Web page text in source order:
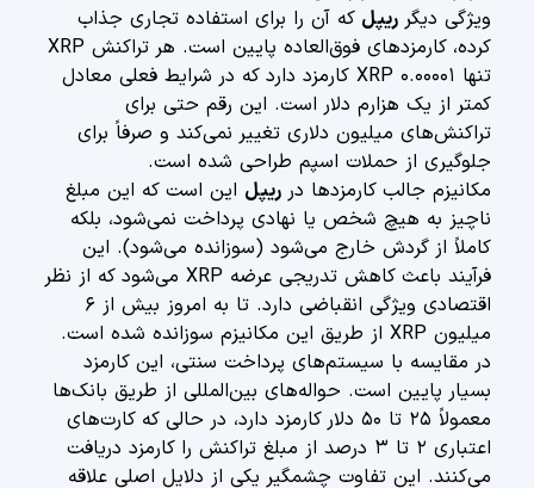
ویژگی دیگر ریپل که آن را برای استفاده تجاری جذاب
کرده، کارمزدهای فوق‌العاده پایین است. هر تراکنش XRP
تنها ۰.۰۰۰۰۱ XRP کارمزد دارد که در شرایط فعلی معادل
کمتر از یک هزارم دلار است. این رقم حتی برای
تراکنش‌های میلیون دلاری تغییر نمی‌کند و صرفاً برای
جلوگیری از حملات اسپم طراحی شده است.
مکانیزم جالب کارمزدها در ریپل این است که این مبلغ
ناچیز به هیچ شخص یا نهادی پرداخت نمی‌شود، بلکه
کاملاً از گردش خارج می‌شود (سوزانده می‌شود). این
فرآیند باعث کاهش تدریجی عرضه XRP می‌شود که از نظر
اقتصادی ویژگی انقباضی دارد. تا به امروز بیش از ۶
میلیون XRP از طریق این مکانیزم سوزانده شده است.
در مقایسه با سیستم‌های پرداخت سنتی، این کارمزد
بسیار پایین است. حواله‌های بین‌المللی از طریق بانک‌ها
معمولاً ۲۵ تا ۵۰ دلار کارمزد دارد، در حالی که کارت‌های
اعتباری ۲ تا ۳ درصد از مبلغ تراکنش را کارمزد دریافت
می‌کنند. این تفاوت چشمگیر یکی از دلایل اصلی علاقه